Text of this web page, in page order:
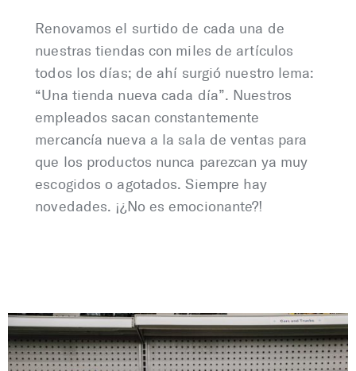
Renovamos el surtido de cada una de
nuestras tiendas con miles de artículos
todos los días; de ahí surgió nuestro lema:
“Una tienda nueva cada día”. Nuestros
empleados sacan constantemente
mercancía nueva a la sala de ventas para
que los productos nunca parezcan ya muy
escogidos o agotados. Siempre hay
novedades. ¡¿No es emocionante?!